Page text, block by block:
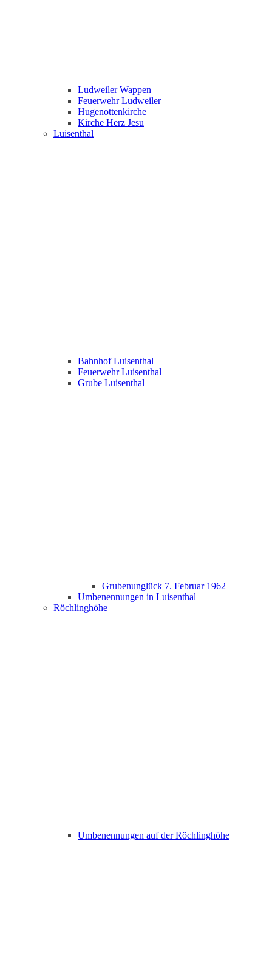
Ludweiler Wappen
Feuerwehr Ludweiler
Hugenottenkirche
Kirche Herz Jesu
Luisenthal
Bahnhof Luisenthal
Feuerwehr Luisenthal
Grube Luisenthal
Grubenunglück 7. Februar 1962
Umbenennungen in Luisenthal
Röchlinghöhe
Umbenennungen auf der Röchlinghöhe